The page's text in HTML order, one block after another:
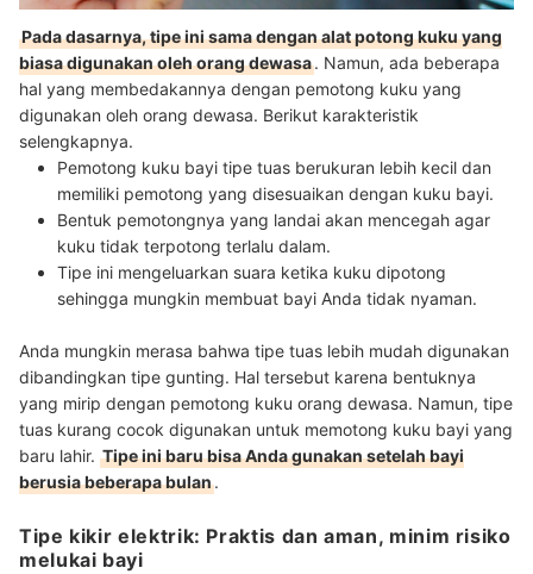
Pada dasarnya, tipe ini sama dengan alat potong kuku yang
biasa digunakan oleh orang dewasa. Namun, ada beberapa
hal yang membedakannya dengan pemotong kuku yang
digunakan oleh orang dewasa. Berikut karakteristik
selengkapnya.
Pemotong kuku bayi tipe tuas berukuran lebih kecil dan
memiliki pemotong yang disesuaikan dengan kuku bayi.
Bentuk pemotongnya yang landai akan mencegah agar
kuku tidak terpotong terlalu dalam.
Tipe ini mengeluarkan suara ketika kuku dipotong
sehingga mungkin membuat bayi Anda tidak nyaman.
Anda mungkin merasa bahwa tipe tuas lebih mudah digunakan
dibandingkan tipe gunting. Hal tersebut karena bentuknya
yang mirip dengan pemotong kuku orang dewasa. Namun, tipe
tuas kurang cocok digunakan untuk memotong kuku bayi yang
baru lahir. Tipe ini baru bisa Anda gunakan setelah bayi
berusia beberapa bulan.
Tipe kikir elektrik: Praktis dan aman, minim risiko
melukai bayi